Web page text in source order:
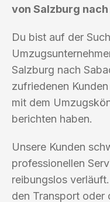
von Salzburg
Du bist auf der
Salzburg nach
zufriedenen
mit dem
berichten haben.
Unsere Kunden
professionellen
reibungslos
den Transport oder